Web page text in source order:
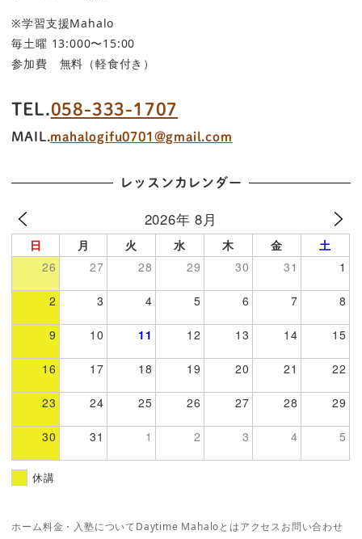
※学習支援Mahalo
毎土曜 13:000〜15:00
参加費 無料（軽食付き）
TEL.058-333-1707
MAIL.mahalogifu0701@gmail.com
レッスンカレンダー
2026年 8月
日 月 火 水 木 金
土
26
27 28 29 30 31 1
2 3 4 5 6 7 8
9 10 11 12 13 14 15
16 17 18 19 20 21 22
23 24 25 26 27 28 29
30 31 1 2 3 4 5
休講
ホーム料金・入塾についてDaytime Mahaloとはアクセスお問い合わせ